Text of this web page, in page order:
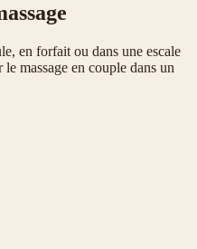
en forfait ou dans une escale
massage en couple dans un